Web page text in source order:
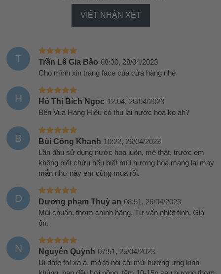
VIẾT NHẬN XÉT
T Trần Lê Gia Bảo 08:30, 28/04/2023
Cho mình xin trang face của cửa hàng nhé
H Hồ Thị Bích Ngọc 12:04, 26/04/2023
Bên Vua Hàng Hiệu có thu lại nước hoa ko ah?
B Bùi Công Khanh 10:22, 26/04/2023
Lần đầu sử dụng nước hoa luôn, mê thật, trước em
không biết chứu nếu biết mùi hương hoa mang lại may
mắn như này em cũng mua rồi.
D Dương phạm Thuỳ an 08:51, 26/04/2023
Mùi chuẩn, thơm chính hãng. Tư vấn nhiệt tình, Giá
ổn.
N Nguyễn Quỳnh 07:51, 25/04/2023
Ui date thì xa ạ, mà ta nói cái mùi hương ưng kinh